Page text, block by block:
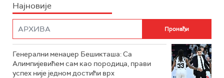
Најновије
Генерални менаџер Бешикташа: Са
Алимпијевићем сам као породица, прави
успех није једном достићи врх